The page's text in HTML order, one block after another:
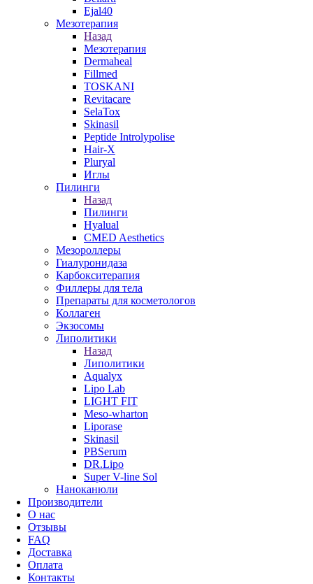
Ejal40
Мезотерапия
Назад
Мезотерапия
Dermaheal
Fillmed
TOSKANI
Revitacare
SelaTox
Skinasil
Peptide Introlypolise
Hair-X
Pluryal
Иглы
Пилинги
Назад
Пилинги
Hyalual
CMED Aesthetics
Мезороллеры
Гиалуронидаза
Карбокситерапия
Филлеры для тела
Препараты для косметологов
Коллаген
Экзосомы
Липолитики
Назад
Липолитики
Aqualyx
Lipo Lab
LIGHT FIT
Meso-wharton
Liporase
Skinasil
PBSerum
DR.Lipo
Super V-line Sol
Наноканюли
Производители
О нас
Отзывы
FAQ
Доставка
Оплата
Контакты